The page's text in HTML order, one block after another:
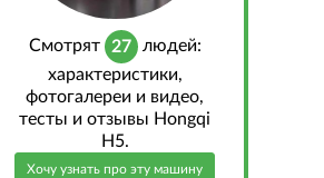
Cмотрят 27 людей:
характеристики,
фотогалереи и видео,
тесты и отзывы Hongqi
H5.
Хочу узнать про эту машину